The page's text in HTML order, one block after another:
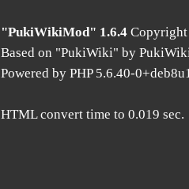
"PukiWikiMod" 1.6.4
Based on "PukiWiki" by
Powered by PHP 5.6.40-
HTML convert time to 0.019 sec.